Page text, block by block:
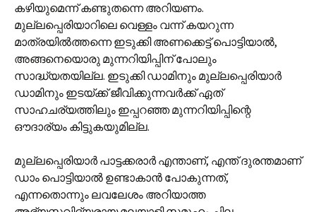
കഴിയുമെന്ന് കണ്ടുതന്നെ അറിയണം.
മുല്ലപ്പെരിയാറിലെ വെള്ളം വന്ന് കയറുന്ന
മാത്രയിൽത്തന്നെ ഇടുക്കി അണക്കെട്ട് പൊട്ടിയാൽ,
അങ്ങനെയൊരു മുന്നറിയിപ്പിന് പോലും
സാദ്ധ്യതയില്ല. ഇടുക്കി ഡാമിനും മുല്ലപ്പെരിയാർ
ഡാമിനും ഇടയ്ക്ക് ജീവിക്കുന്നവർക്ക് ഏത്
സാഹചര്യത്തിലും ഇപ്പറഞ്ഞ മുന്നറിയിപ്പിന്റെ
ഔദാര്യം കിട്ടുകയുമില്ല.
മുല്ലപ്പെരിയാർ പാട്ടക്കരാർ എന്താണ്, എന്ത് ദുരന്തമാണ്
ഡാം പൊട്ടിയാൽ ഉണ്ടാകാൻ പോകുന്നത്,
എന്നതൊന്നും ലവലേശം അറിയാത്ത